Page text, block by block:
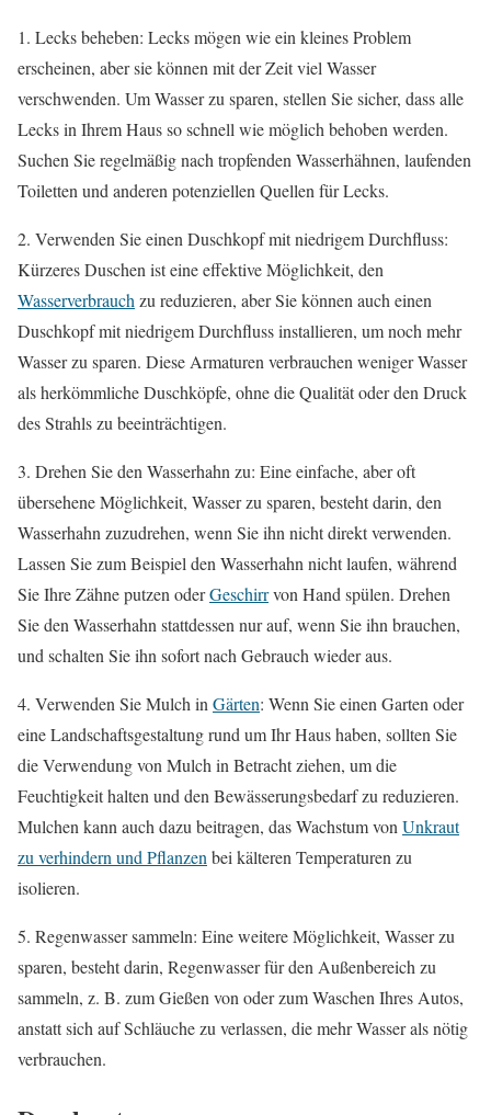
1. Lecks beheben: Lecks mögen wie ein kleines Problem
erscheinen, aber sie können mit der Zeit viel Wasser
verschwenden. Um Wasser zu sparen, stellen Sie sicher, dass alle
Lecks in Ihrem Haus so schnell wie möglich behoben werden.
Suchen Sie regelmäßig nach tropfenden Wasserhähnen, laufenden
Toiletten und anderen potenziellen Quellen für Lecks.
2. Verwenden Sie einen Duschkopf mit niedrigem Durchfluss:
Kürzeres Duschen ist eine effektive Möglichkeit, den
Wasserverbrauch zu reduzieren, aber Sie können auch einen
Duschkopf mit niedrigem Durchfluss installieren, um noch mehr
Wasser zu sparen. Diese Armaturen verbrauchen weniger Wasser
als herkömmliche Duschköpfe, ohne die Qualität oder den Druck
des Strahls zu beeinträchtigen.
3. Drehen Sie den Wasserhahn zu: Eine einfache, aber oft
übersehene Möglichkeit, Wasser zu sparen, besteht darin, den
Wasserhahn zuzudrehen, wenn Sie ihn nicht direkt verwenden.
Lassen Sie zum Beispiel den Wasserhahn nicht laufen, während
Sie Ihre Zähne putzen oderGeschirrvon Hand spülen. Drehen
Sie den Wasserhahn stattdessen nur auf, wenn Sie ihn brauchen,
und schalten Sie ihn sofort nach Gebrauch wieder aus.
4. Verwenden Sie Mulch in Gärten: Wenn Sie einen Garten oder
eine Landschaftsgestaltung rund um Ihr Haus haben, sollten Sie
die Verwendung von Mulch in Betracht ziehen, um die
Feuchtigkeit halten und den Bewässerungsbedarf zu reduzieren.
Mulchen kann auch dazu beitragen, das Wachstum von Unkraut
zu verhindern und Pflanzen bei kälteren Temperaturen zu
isolieren.
5. Regenwasser sammeln: Eine weitere Möglichkeit, Wasser zu
sparen, besteht darin, Regenwasser für den Außenbereich zu
sammeln, z. B. zum Gießen von oder zum Waschen Ihres Autos,
anstatt sich auf Schläuche zu verlassen, die mehr Wasser als nötig
verbrauchen.